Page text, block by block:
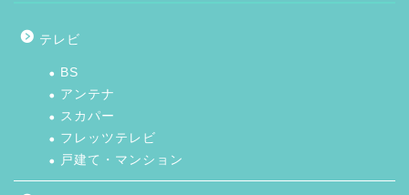
テレビ
BS
アンテナ
スカパー
フレッツテレビ
戸建て・マンション